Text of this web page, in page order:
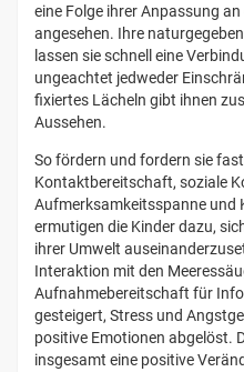
eine Folge ihrer Anpassung
angesehen. Ihre
lassen sie schnell eine
ungeachtet jedweder
fixiertes Lächeln gibt ihnen
Aussehen.
So fördern und fordern sie
Kontaktbereitschaft, soziale
Aufmerksamkeitsspanne und
ermutigen die Kinder dazu,
ihrer Umwelt
Interaktion mit den
Aufnahmebereitschaft für
gesteigert, Stress und
positive Emotionen abgelöst.
insgesamt eine positive